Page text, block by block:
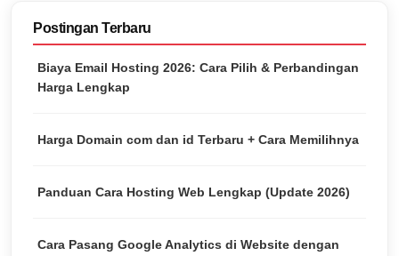
Postingan Terbaru
Biaya Email Hosting 2026: Cara Pilih & Perbandingan
Harga Lengkap
Harga Domain com dan id Terbaru + Cara Memilihnya
Panduan Cara Hosting Web Lengkap (Update 2026)
Cara Pasang Google Analytics di Website dengan